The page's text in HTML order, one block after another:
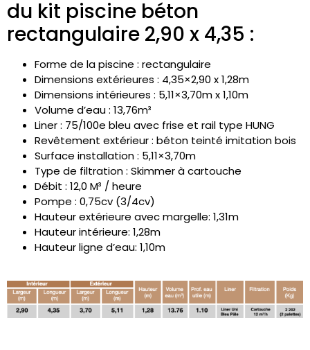
du kit piscine béton
rectangulaire 2,90 x 4,35 :
Forme de la piscine : rectangulaire
Dimensions extérieures : 4,35×2,90 x 1,28m
Dimensions intérieures : 5,11×3,70m x 1,10m
Volume d’eau : 13,76m³
Liner : 75/100e bleu avec frise et rail type HUNG
Revêtement extérieur : béton teinté imitation bois
Surface installation : 5,11×3,70m
Type de filtration : Skimmer à cartouche
Débit : 12,0 M³ / heure
Pompe : 0,75cv (3/4cv)
Hauteur extérieure avec margelle: 1,31m
Hauteur intérieure: 1,28m
Hauteur ligne d’eau: 1,10m